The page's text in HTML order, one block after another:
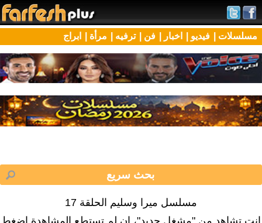
مسلسلات | فيديو | اخبار | فن | ترفيه | مرأة | ابراج
مسلسل ميرا وسليم الحلقة 17